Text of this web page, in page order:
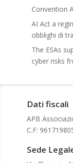
Convention
AI Act a
obblighi di
The ESAs
cyber risks
Dati fiscali
APB
C.F:
Sede